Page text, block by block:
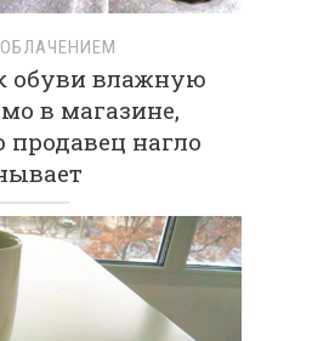
обуви влажную
в магазине,
нагло